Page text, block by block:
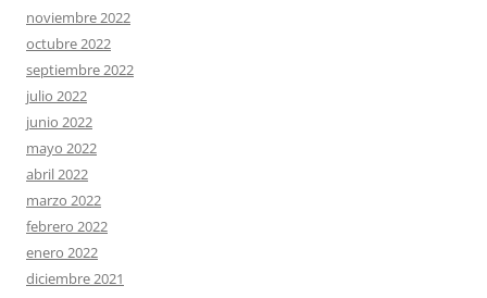
noviembre 2022
octubre 2022
septiembre 2022
julio 2022
junio 2022
mayo 2022
abril 2022
marzo 2022
febrero 2022
enero 2022
diciembre 2021